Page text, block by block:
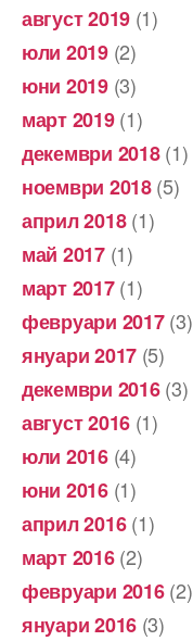
август 2019 (1)
юли 2019(2)
юни 2019(3)
март 2019(1)
декември 2018(1)
ноември 2018(5)
април 2018(1)
май 2017(1)
март 2017(1)
февруари 2017(3)
януари 2017 (5)
декември 2016(3)
август 2016 (1)
юли 2016(4)
юни 2016(1)
април 2016(1)
март 2016(2)
февруари 2016(2)
януари 2016 (3)